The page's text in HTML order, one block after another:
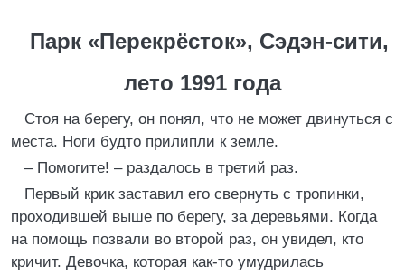
Парк «Перекрёсток», Сэдэн-сити,
лето 1991 года
Стоя на берегу, он понял, что не может двинуться с
места. Ноги будто прилипли к земле.
– Помогите! – раздалось в третий раз.
Первый крик заставил его свернуть с тропинки,
проходившей выше по берегу, за деревьями. Когда
на помощь позвали во второй раз, он увидел, кто
кричит. Девочка, которая как-то умудрилась